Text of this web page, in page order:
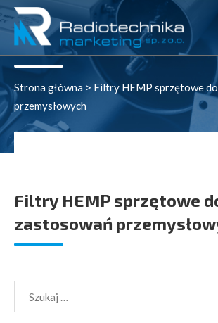
Rozwiązania
Strona główna > Filtry HEMP sprzętowe
przemysłowych
Filtry HEMP sprzętowe
zastosowań